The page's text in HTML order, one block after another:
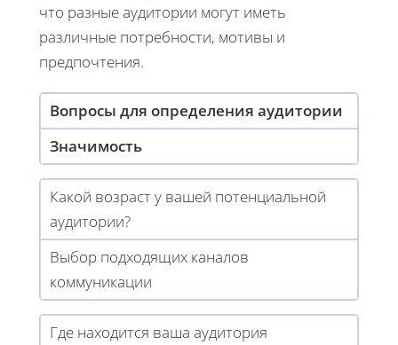
что разные аудитории могут иметь
различные потребности, мотивы и
предпочтения.
Вопросы для определения аудитории
Значимость
Какой возраст у вашей потенциальной
аудитории?
Выбор подходящих каналов
коммуникации
Где находится ваша аудитория